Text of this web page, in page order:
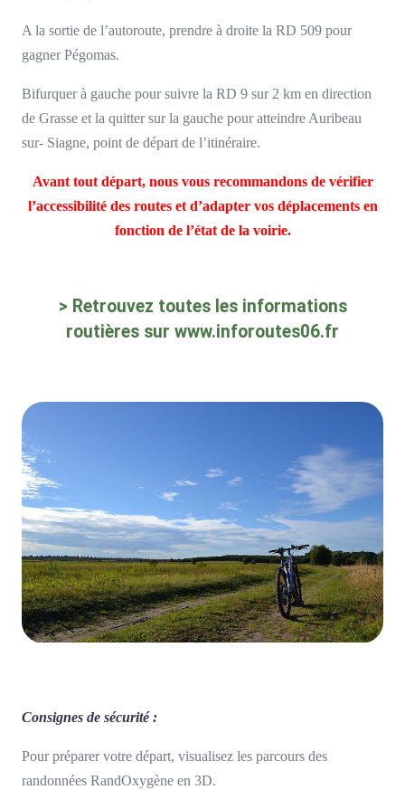
A la sortie de l’autoroute, prendre à droite la RD 509 pour
gagner Pégomas.
Bifurquer à gauche pour suivre la RD 9 sur 2 km en direction
de Grasse et la quitter sur la gauche pour atteindre Auribeau
sur- Siagne, point de départ de l’itinéraire.
Avant tout départ, nous vous recommandons de vérifier
l’accessibilité des routes et d’adapter vos déplacements en
fonction de l’état de la voirie.
> Retrouvez toutes les informations
routières sur www.inforoutes06.fr
Consignes de sécurité :
Pour préparer votre départ, visualisez les parcours des
randonnées RandOxygène en 3D.